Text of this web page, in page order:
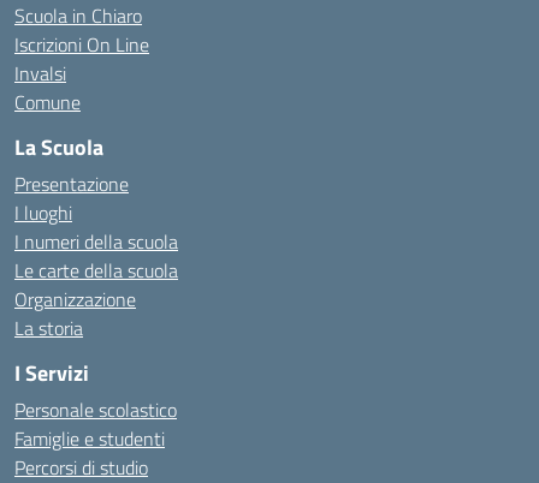
Scuola in Chiaro
Iscrizioni On Line
Invalsi
Comune
La Scuola
Presentazione
I luoghi
I numeri della scuola
Le carte della scuola
Organizzazione
La storia
I Servizi
Personale scolastico
Famiglie e studenti
Percorsi di studio